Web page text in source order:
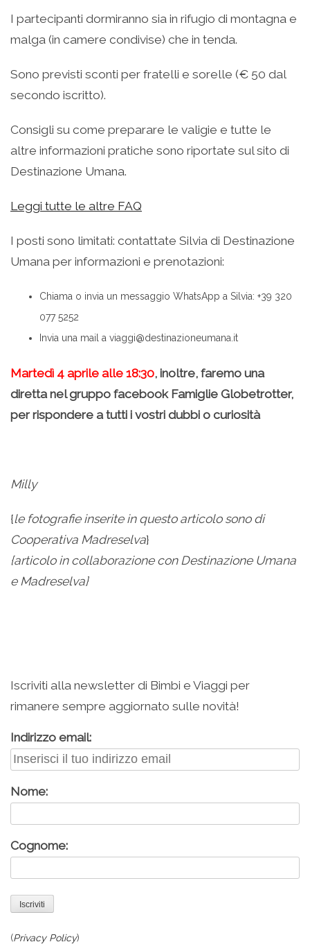
I partecipanti dormiranno sia in rifugio di montagna e
malga (in camere condivise) che in tenda.
Sono previsti sconti per fratelli e sorelle (€ 50 dal
secondo iscritto).
Consigli su come preparare le valigie e tutte le
altre informazioni pratiche sono riportate sul sito di
Destinazione Umana.
Leggi tutte le altre FAQ
I posti sono limitati: contattate Silvia di Destinazione
Umana per informazioni e prenotazioni:
Chiama o invia un messaggio WhatsApp a Silvia: +39 320
077 5252
Invia una mail a viaggi@destinazioneumana.it
Martedì 4 aprile alle 18:30, inoltre, faremo una
diretta nel gruppo facebook Famiglie Globetrotter,
per rispondere a tutti i vostri dubbi o curiosità
Milly
{le fotografie inserite in questo articolo sono di
Cooperativa Madreselva}
{articolo in collaborazione con Destinazione Umana
e Madreselva}
Iscriviti alla newsletter di Bimbi e Viaggi per
rimanere sempre aggiornato sulle novità!
Indirizzo email:
Nome:
Cognome:
(Privacy Policy)